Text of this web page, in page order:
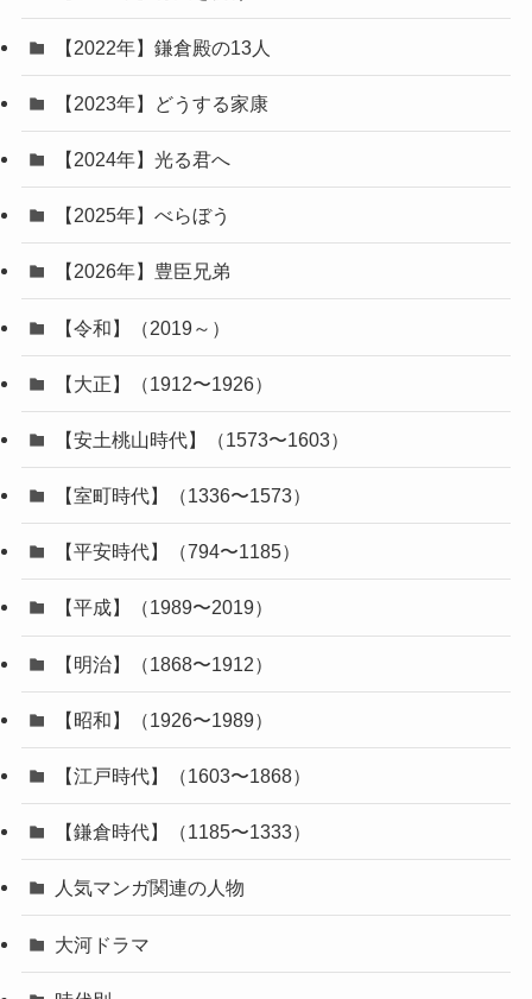
【2022年】鎌倉殿の13人
【2023年】どうする家康
【2024年】光る君へ
【2025年】べらぼう
【2026年】豊臣兄弟
【令和】（2019～）
【大正】（1912〜1926）
【安土桃山時代】（1573〜1603）
【室町時代】（1336〜1573）
【平安時代】（794〜1185）
【平成】（1989〜2019）
【明治】（1868〜1912）
【昭和】（1926〜1989）
【江戸時代】（1603〜1868）
【鎌倉時代】（1185〜1333）
人気マンガ関連の人物
大河ドラマ